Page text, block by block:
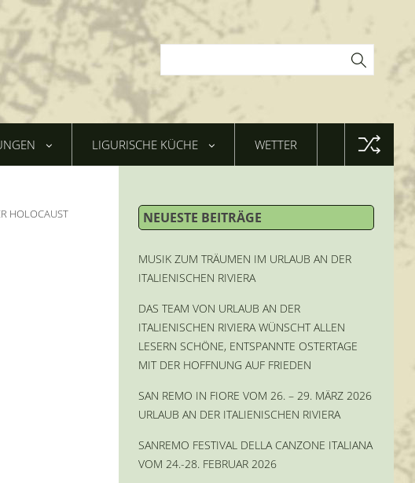
LIGURISCHE KÜCHE WETTER
HOLOCAUST
NEUESTE BEITRÄGE
MUSIK ZUM TRÄUMEN IM URLAUB AN DER
ITALIENISCHEN RIVIERA
DAS TEAM VON URLAUB AN DER
ITALIENISCHEN RIVIERA WÜNSCHT ALLEN
LESERN SCHÖNE, ENTSPANNTE OSTERTAGE
MIT DER HOFFNUNG AUF FRIEDEN
SAN REMO IN FIORE VOM 26. – 29. MÄRZ 2026
URLAUB AN DER ITALIENISCHEN RIVIERA
SANREMO FESTIVAL DELLA CANZONE ITALIANA
VOM 24.-28. FEBRUAR 2026